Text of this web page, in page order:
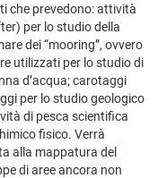
che prevedono: attività
per lo studio della
dei “mooring”, ovvero
utilizzati per lo studio di
d’acqua; carotaggi
per lo studio geologico
di pesca scientifica
fisico. Verrà
alla mappatura del
di aree ancora non